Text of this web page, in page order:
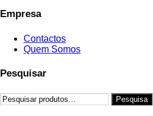
Empresa
Contactos
Quem Somos
Pesquisar
Pesquisar
por:
Pesquisa